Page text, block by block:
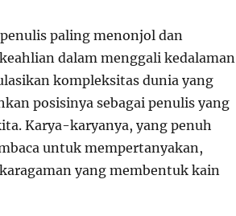
paling menonjol dan
dalam menggali kedalaman
kompleksitas dunia yang
posisinya sebagai penulis yang
Karya-karyanya, yang penuh
untuk mempertanyakan,
yang membentuk kain